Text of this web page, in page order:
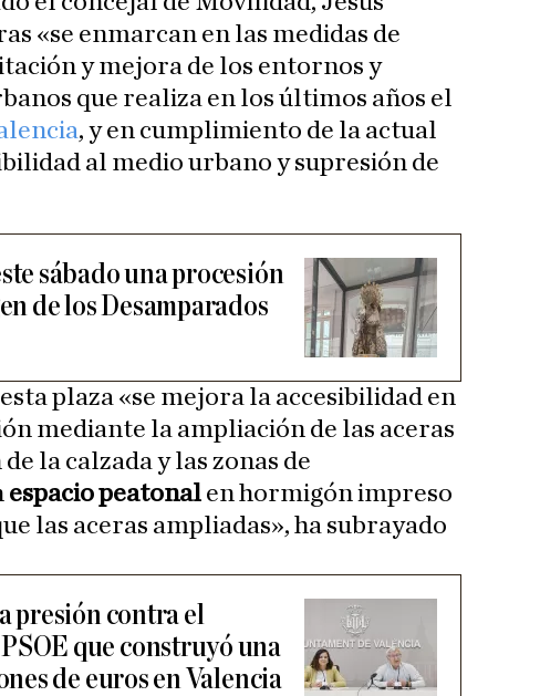
«se enmarcan en las medidas de
y mejora de los entornos y
que realiza en los últimos años el
, y en cumplimiento de la actual
al medio urbano y supresión de
sábado una procesión
de los Desamparados
plaza «se mejora la accesibilidad en
mediante la ampliación de las aceras
la calzada y las zonas de
espacio peatonal en hormigón impreso
las aceras ampliadas», ha subrayado
presión contra el
que construyó una
de euros en Valencia